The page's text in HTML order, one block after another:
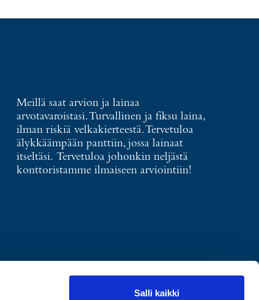
Salli kaikki
Meillä saat arvion ja lainaa
arvotavaroistasi. Turvallinen ja fiksu laina,
ilman riskiä velkakierteestä. Tervetuloa
älykkäämpään panttiin, jossa lainaat
itseltäsi. Tervetuloa johonkin neljästä
konttoristamme ilmaiseen arviointiin!